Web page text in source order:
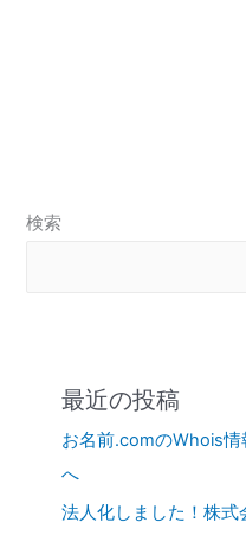
検索
最近の投稿
お名前.comのWhois
へ
法人化しました！株式